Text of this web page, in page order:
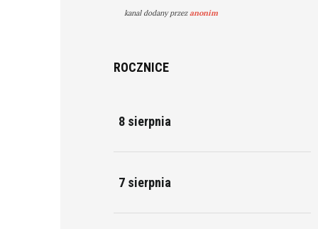
kanal dodany przezanonim
ROCZNICE
8 sierpnia
7 sierpnia